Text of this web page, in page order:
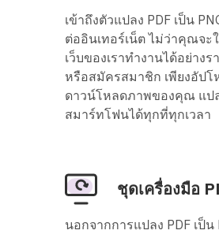
เข้าถึงตัวแปลง PDF เป็น
ต่ออินเทอร์เน็ต ไม่ว่าคุณจะใ
เว็บของเราทำงานได้อย่าง
หรือสมัครสมาชิก เพียงอัปโ
ดาวน์โหลดภาพของคุณ แป
สมาร์ทโฟนได้ทุกที่ทุกเวลา
ชุดเครื่องมือ
นอกจากการแปลง PDF เป็น